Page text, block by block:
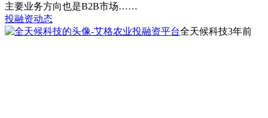
主要业务方向也是B2B市场……
投融资动态
全天候科技3年前